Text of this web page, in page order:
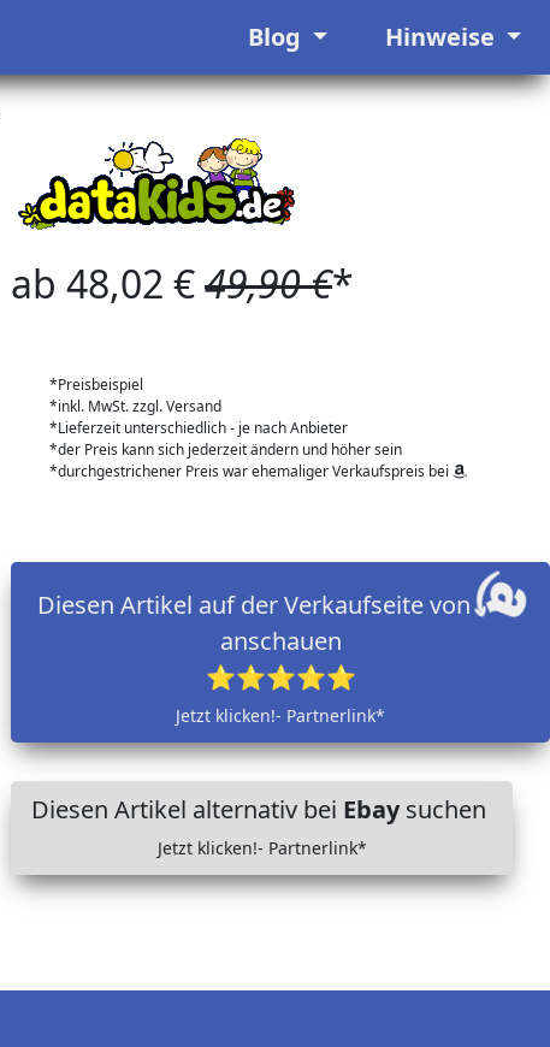
Blog Hinweise
ab 48,02 €49,90 €*
*Preisbeispiel
*inkl. MwSt. zzgl. Versand
*Lieferzeit unterschiedlich - je nach Anbieter
*der Preis kann sich jederzeit ändern und höher sein
*durchgestrichener Preis war ehemaliger Verkaufspreis bei
Diesen Artikel auf der Verkaufseite von
anschauen
⭐⭐⭐⭐⭐
Jetzt klicken!- Partnerlink*
Diesen Artikel alternativ bei Ebaysuchen
Jetzt klicken!- Partnerlink*